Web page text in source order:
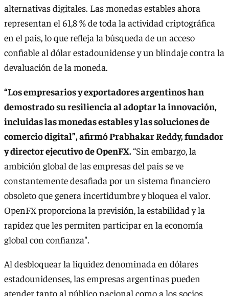
alternativas digitales. Las monedas estables ahora
representan el 61,8 % de toda la actividad criptográfica
en el país, lo que refleja la búsqueda de un acceso
confiable al dólar estadounidense y un blindaje contra la
devaluación de la moneda.
“Los empresarios y exportadores argentinos han
demostrado su resiliencia al adoptar la innovación,
incluidas las monedas estables y las soluciones de
comercio digital”, afirmó Prabhakar Reddy, fundador
y director ejecutivo de OpenFX.“Sin embargo, la
ambición global de las empresas del país se ve
constantemente desafiada por un sistema financiero
obsoleto que genera incertidumbre y bloquea el valor.
OpenFX proporciona la previsión, la estabilidad y la
rapidez que les permiten participar en la economía
global con confianza".
Al desbloquear la liquidez denominada en dólares
estadounidenses, las empresas argentinas pueden
atender tanto al público nacional como a los socios